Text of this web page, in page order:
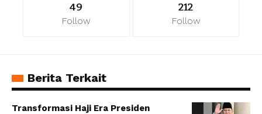
49
Follow
212
Follow
Berita Terkait
Transformasi Haji Era Presiden